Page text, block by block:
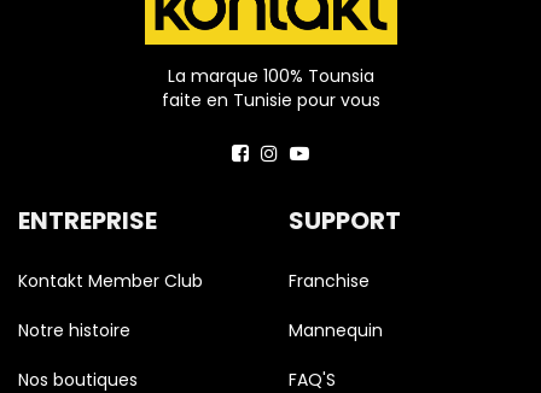
La marque 100% Tounsia
faite en Tunisie pour vous
ENTREPRISE
Kontakt Member Club
Notre histoire
Nos boutiques
SUPPORT
Franchise
Mannequin
FAQ'S